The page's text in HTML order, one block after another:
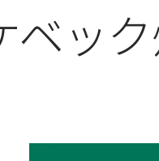
DeepL Voice API
ベッ